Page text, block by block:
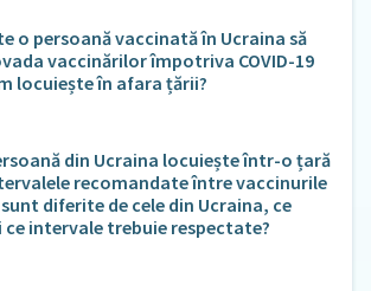
o persoană vaccinată în Ucraina să
vaccinărilor împotriva COVID-19
locuiește în afara țării?
din Ucraina locuiește într-o țară
recomandate între vaccinurile
sunt diferite de cele din Ucraina, ce
ce intervale trebuie respectate?